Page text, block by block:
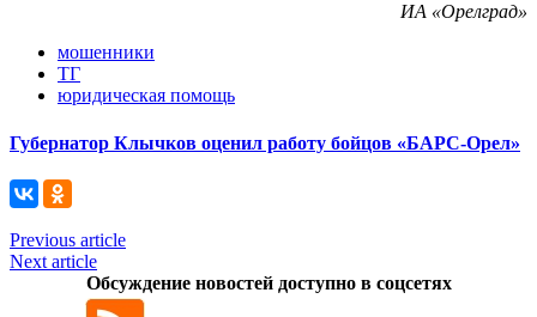
ИА «Орелград»
мошенники
ТГ
юридическая помощь
Губернатор Клычков оценил работу бойцов «БАРС-Орел»
Previous article
Next article
Обсуждение новостей доступно в соцсетях